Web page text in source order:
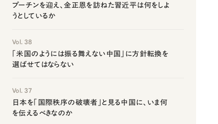
プーチンを迎え、金正恩を訪ねた習近平は何をしよ
うとしているか
Vol. 38
「米国のようには振る舞えない中国」に方針転換を
選ばせてはならない
Vol. 37
日本を「国際秩序の破壊者」と見る中国に、いま何
を伝えるべきなのか